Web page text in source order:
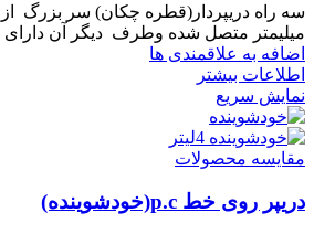
میلیمتر متصل شده وطرف دیگر آن
اضافه به علاقمندی ها
اطلاعات بیشتر
نمایش سریع
مقایسه محصولات
دریپر روی خط p.c(خودشوینده)